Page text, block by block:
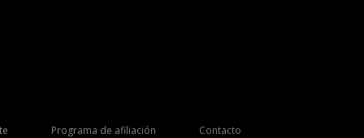
Programa de afiliación Contacto